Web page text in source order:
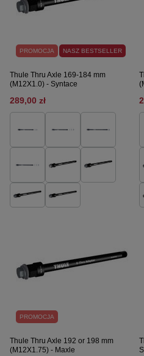
PROMOCJA NASZ BESTSELLER
Thule Thru Axle 169-184 mm
(M12X1.0) - Syntace
289,00 zł
PROMOCJA
Thule Thru Axle 192 or 198 mm
(M12X1.75) - Maxle